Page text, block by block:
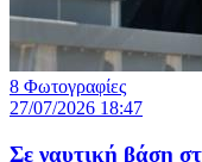
8 Φωτογραφίες
27/07/2026 18:47
Σε ναυτική βάση